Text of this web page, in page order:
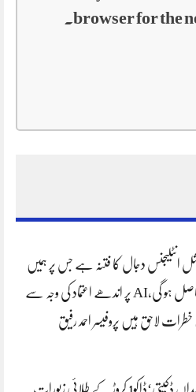
browser for the
انٹلیجنس دجال کا فتنہ ہے جس پر ہمیں
فتح حاصل ہو گی،AI پر اندھے اعتماد کی وجہ سے
خطرات لاحق ہیں پروفیسر احمد رفیق
کلرسیداں ڈکیتی‘ڈاکو1 کروڑ کے طلائی زیورات